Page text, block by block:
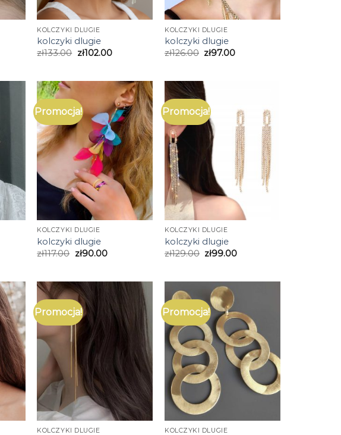
KOLCZYKI DLUGIE
kolczyki dlugie
zł133.00 zł102.00
KOLCZYKI DLUGIE
kolczyki dlugie
zł126.00 zł97.00
Promocja!
KOLCZYKI DLUGIE
kolczyki dlugie
zł117.00 zł90.00
Promocja!
KOLCZYKI DLUGIE
kolczyki dlugie
zł129.00 zł99.00
Promocja!
KOLCZYKI DLUGIE
Promocja!
KOLCZYKI DLUGIE